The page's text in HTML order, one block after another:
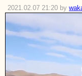
2021.02.07 21:20 by